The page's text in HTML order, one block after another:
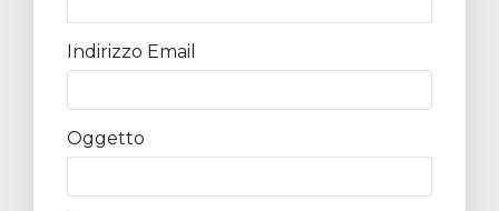
Indirizzo Email
Oggetto